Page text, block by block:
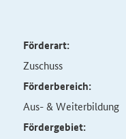
Förderart:
Zuschuss
Förderbereich:
Aus- & Weiterbildung
Fördergebiet: